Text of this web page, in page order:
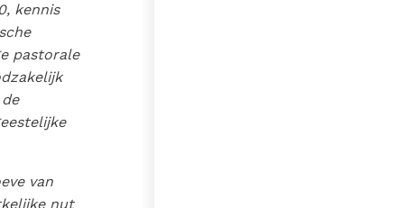
kennis
pastorale
van
nut